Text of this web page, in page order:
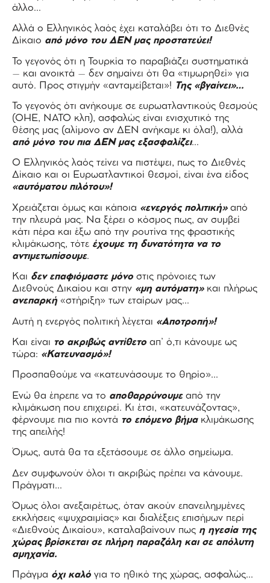
άλλο…
Αλλά ο Ελληνικός λαός έχει καταλάβει ότι το Διεθνές
Δίκαιο από μόνο του ΔΕΝ μας προστατεύει!
Το γεγονός ότι η Τουρκία το παραβιάζει συστηματικά
– και ανοικτά – δεν σημαίνει ότι θα «τιμωρηθεί» για
αυτό. Προς στιγμήν «ανταμείβεται»! Της «βγαίνει»…
Το γεγονός ότι ανήκουμε σε ευρωατλαντικούς θεσμούς
(ΟΗΕ, ΝΑΤΟ κλπ), ασφαλώς είναι ενισχυτικό της
θέσης μας (αλίμονο αν ΔΕΝ ανήκαμε κι όλα!), αλλά
από μόνο του πια ΔΕΝ μας εξασφαλίζει…
Ο Ελληνικός λαός τείνει να πιστέψει, πως το Διεθνές
Δίκαιο και οι Ευρωατλαντικοί θεσμοί, είναι ένα είδος
«αυτόματου πιλότου»!
Χρειάζεται όμως και κάποια «ενεργός πολιτική»από
την πλευρά μας. Να ξέρει ο κόσμος πως, αν συμβεί
κάτι πέρα και έξω από την ρουτίνα της φραστικής
κλιμάκωσης, τότε έχουμε τη δυνατότητα να το
αντιμετωπίσουμε.
Και δεν επαφιόμαστε μόνο στις πρόνοιες των
Διεθνούς Δικαίου και στην «μη αυτόματη»και πλήρως
ανεπαρκή«στήριξη» των εταίρων μας…
Αυτή η ενεργός πολιτική λέγεται «Αποτροπή»!
Και είναι το ακριβώς αντίθετο απ’ ό,τι κάνουμε ως
τώρα: «Κατευνασμό»!
Προσπαθούμε να «κατευνάσουμε το θηρίο»…
Ενώ θα έπρεπε να το αποθαρρύνουμεαπό την
κλιμάκωση που επιχειρεί. Κι έτσι, «κατευνάζοντας»,
φέρνουμε πια πιο κοντά το επόμενο βήμακλιμάκωσης
της απειλής!
Όμως, αυτά θα τα εξετάσουμε σε άλλο σημείωμα.
Δεν συμφωνούν όλοι τι ακριβώς πρέπει να κάνουμε.
Πράγματι…
Όμως όλοι ανεξαιρέτως, όταν ακούν επανειλημμένες
εκκλήσεις «ψυχραιμίας» και διαλέξεις επισήμων περί
«Διεθνούς Δικαίου», καταλαβαίνουν πως η ηγεσία της
χώρας βρίσκεται σε πλήρη παραζάλη και σε απόλυτη
αμηχανία.
Πράγμα όχι καλό για το ηθικό της χώρας, ασφαλώς…